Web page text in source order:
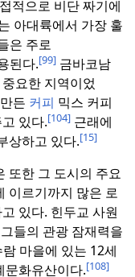
적으로 비단 짜기에
아대륙에서 가장 훌
은 주로
된다.[99] 금바코남
요한 지역이었
든 커피 믹스 커피
있다.[104] 근래에
상하고 있다.[15]
또한 그 도시의 주요
이르기까지 많은 로
있다. 힌두교 사원
들의 관광 잠재력을
마을에 있는 12세
문화유산이다.[108]